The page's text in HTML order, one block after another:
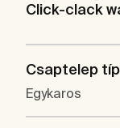
Click-clack
Csaptelep
Egykaros